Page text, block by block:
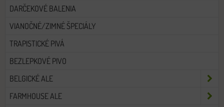
DARČEKOVÉ BALENIA
VIANOČNÉ/ZIMNÉ ŠPECIÁLY
TRAPISTICKÉ PIVÁ
BEZLEPKOVÉ PIVO
BELGICKÉ ALE
FARMHOUSE ALE